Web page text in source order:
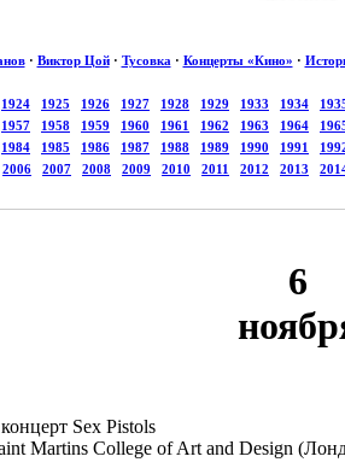
· Виктор Цой· Тусовка · Концерты «Кино» ·
1924 1925 1926 1927 1928 1929 1933 1934
1957 1958 1959 1960 1961 1962 1963 1964
1984 1985 1986 1987 1988 1989 1990 1991
2006 2007 2008 2009 2010 2011 2012 2013
6
Sex Pistols
Martins College of Art and Design